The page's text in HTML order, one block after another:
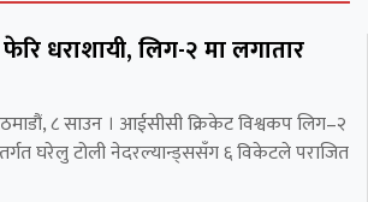
धराशायी, लिग-२ मा लगातार
८ साउन । आईसीसी क्रिकेट विश्वकप लिग–२
घरेलु टोली नेदरल्यान्ड्ससँग ६ विकेटले पराजित